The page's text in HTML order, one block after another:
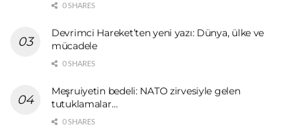
0 SHARES
Devrimci Hareket’ten yeni yazı: Dünya, ülke ve
mücadele
0 SHARES
Meşruiyetin bedeli: NATO zirvesiyle gelen
tutuklamalar…
0 SHARES